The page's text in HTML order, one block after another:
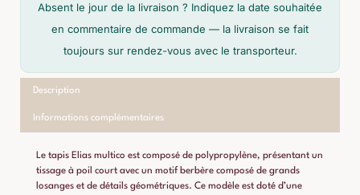
Absent le jour de la livraison ? Indiquez la date souhaitée
en commentaire de commande — la livraison se fait
toujours sur rendez-vous avec le transporteur.
Description
Informations complémentaires
Le tapis Elias multico est composé de polypropylène, présentant un
tissage à poil court avec un motif berbère composé de grands
losanges et de détails géométriques. Ce modèle est doté d’une